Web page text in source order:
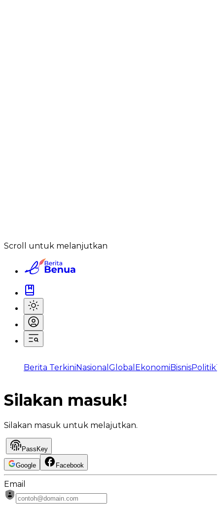
Scroll untuk melanjutkan
Berita TerkiniNasional Global EkonomiBisnisPolitik
Silakan masuk!
Silakan masuk untuk melajutkan.
PassKey
Google Facebook
Email